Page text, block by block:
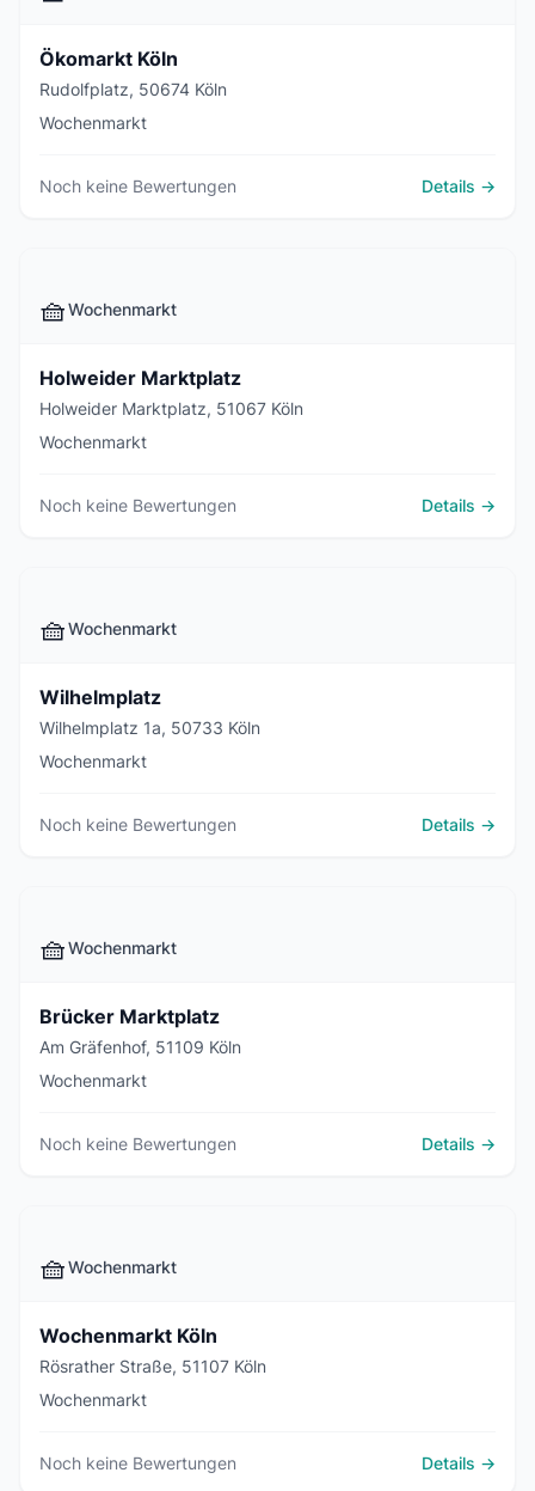
Ökomarkt Köln
Rudolfplatz, 50674 Köln
Wochenmarkt
Noch keine Bewertungen Details →
🧺Wochenmarkt
Holweider Marktplatz
Holweider Marktplatz, 51067 Köln
Wochenmarkt
Noch keine Bewertungen Details →
🧺Wochenmarkt
Wilhelmplatz
Wilhelmplatz 1a, 50733 Köln
Wochenmarkt
Noch keine Bewertungen Details →
🧺Wochenmarkt
Brücker Marktplatz
Am Gräfenhof, 51109 Köln
Wochenmarkt
Noch keine Bewertungen Details →
🧺Wochenmarkt
Wochenmarkt Köln
Rösrather Straße, 51107 Köln
Wochenmarkt
Noch keine Bewertungen Details →